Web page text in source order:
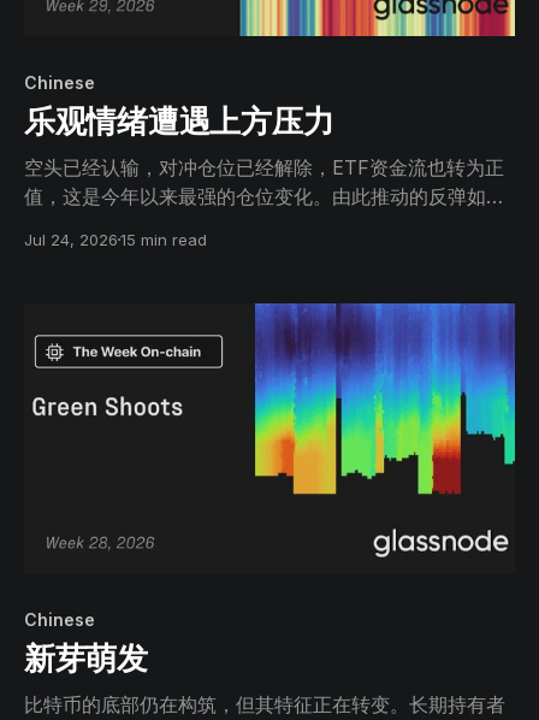
Chinese
乐观情绪遭遇上方压力
空头已经认输，对冲仓位已经解除，ETF资金流也转为正
值，这是今年以来最强的仓位变化。由此推动的反弹如今
础处的表现，将决定这场逼空最终会如何演变。
Jul 24, 202615 min read
Chinese
新芽萌发
比特币的底部仍在构筑，但其特征正在转变。长期持有者